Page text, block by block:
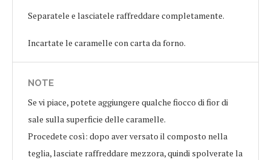
Separatele e lasciatele raffreddare completamente.
Incartate le caramelle con carta da forno.
NOTE
Se vi piace, potete aggiungere qualche fiocco di fior di
sale sulla superficie delle caramelle.
Procedete così: dopo aver versato il composto nella
teglia, lasciate raffreddare mezzora, quindi spolverate la